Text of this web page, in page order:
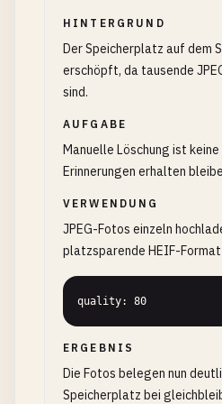
HINTERGRUND
Der Speicherplatz auf dem
erschöpft, da tausende
sind.
AUFGABE
Manuelle Löschung ist
Erinnerungen erhalten
VERWENDUNG
JPEG-Fotos einzeln
platzsparende HEIF-
quality: 80
ERGEBNIS
Die Fotos belegen nun
Speicherplatz bei